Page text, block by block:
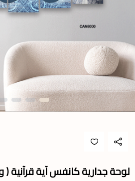
لوحة جدارية كانفس آية